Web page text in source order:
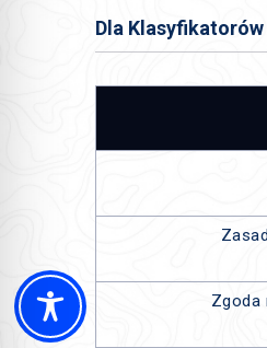
Dla Klasyfikatorów
Zgoda